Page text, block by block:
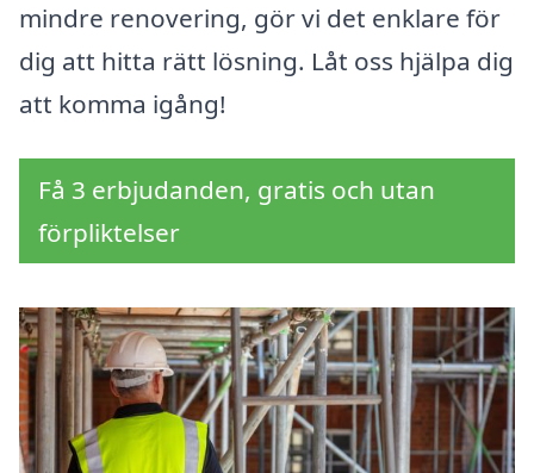
mindre renovering, gör vi det enklare för
dig att hitta rätt lösning. Låt oss hjälpa dig
att komma igång!
Få 3 erbjudanden, gratis och utan
förpliktelser